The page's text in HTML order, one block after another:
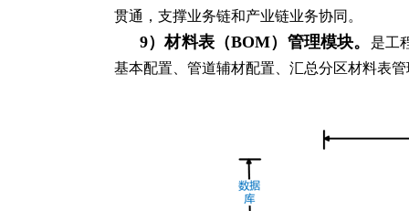
贯通，支撑业务链和产业链业务协同。
9）材料表（BOM）管理模块。
是工
基本配置、管道辅材配置、汇总分区材料表